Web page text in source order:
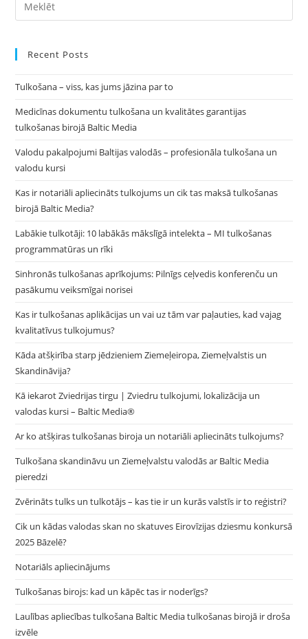
Kvalitatīvus
Recent Posts
Tulkošana – viss, kas jums jāzina par to
Medicīnas dokumentu tulkošana un kvalitātes garantijas
tulkošanas birojā Baltic Media
Valodu pakalpojumi Baltijas valodās – profesionāla tulkošana un
valodu kursi
Kas ir notariāli apliecināts tulkojums un cik tas maksā tulkošanas
birojā Baltic Media?
Labākie tulkotāji: 10 labākās mākslīgā intelekta – MI tulkošanas
programmatūras un rīki
Sinhronās tulkošanas aprīkojums: Pilnīgs ceļvedis konferenču un
pasākumu veiksmīgai norisei
Kas ir tulkošanas aplikācijas un vai uz tām var paļauties, kad vajag
kvalitatīvus tulkojumus?
Kāda atšķirība starp jēdzieniem Ziemeļeiropa, Ziemeļvalstis un
Skandināvija?
Kā iekarot Zviedrijas tirgu | Zviedru tulkojumi, lokalizācija un
valodas kursi – Baltic Media®
Ar ko atšķiras tulkošanas biroja un notariāli apliecināts tulkojums?
Tulkošana skandināvu un Ziemeļvalstu valodās ar Baltic Media
pieredzi
Zvērināts tulks un tulkotājs – kas tie ir un kurās valstīs ir to reģistri?
Cik un kādas valodas skan no skatuves Eirovīzijas dziesmu konkursā
2025 Bāzelē?
Notariāls apliecinājums
Tulkošanas birojs: kad un kāpēc tas ir noderīgs?
Laulības apliecības tulkošana Baltic Media tulkošanas birojā ir droša
izvēle